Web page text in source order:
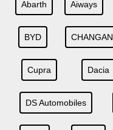
Abarth Aiways
BYD CHANGAN
Cupra Dacia
DS Automobiles